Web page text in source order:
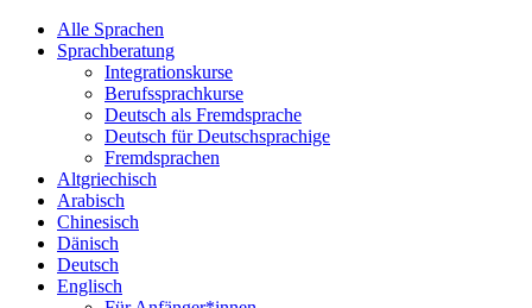
Alle Sprachen
Sprachberatung
Integrationskurse
Berufssprachkurse
Deutsch als Fremdsprache
Deutsch für Deutschsprachige
Fremdsprachen
Altgriechisch
Arabisch
Chinesisch
Dänisch
Deutsch
Englisch